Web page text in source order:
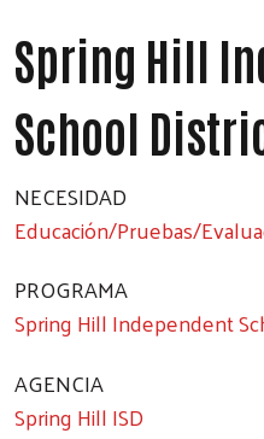
Spring Hill
School
NECESIDAD
Educación/Pruebas/
PROGRAMA
Spring Hill Independent
AGENCIA
Spring Hill ISD